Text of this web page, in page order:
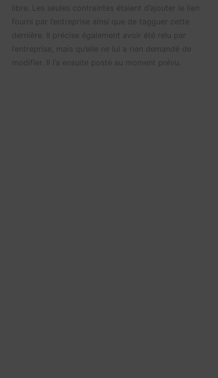
libre. Les seules contraintes étaient d’ajouter le lien
fourni par l’entreprise ainsi que de tagguer cette
dernière. Il précise également avoir été relu par
l’entreprise, mais qu’elle ne lui a rien demandé de
modifier. Il l’a ensuite posté au moment prévu.